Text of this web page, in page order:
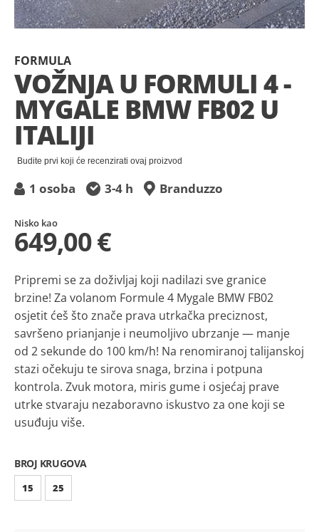
na
početak
galerije
slika
FORMULA
VOŽNJA U FORMULI 4 -
MYGALE BMW FB02 U
ITALIJI
Budite prvi koji će recenzirati ovaj proizvod
1 osoba 3-4 h Branduzzo
Nisko kao
649,00 €
Pripremi se za doživljaj koji nadilazi sve granice
brzine! Za volanom Formule 4 Mygale BMW FB02
osjetit ćeš što znače prava utrkačka preciznost,
savršeno prianjanje i neumoljivo ubrzanje — manje
od 2 sekunde do 100 km/h! Na renomiranoj talijanskoj
stazi očekuju te sirova snaga, brzina i potpuna
kontrola. Zvuk motora, miris gume i osjećaj prave
utrke stvaraju nezaboravno iskustvo za one koji se
usuđuju više.
BROJ KRUGOVA
15 25